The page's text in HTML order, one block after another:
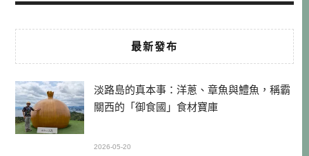
最新發布
淡路島的真本事：洋蔥、章魚與鱧魚，稱霸
關西的「御食國」食材寶庫
2026-05-20